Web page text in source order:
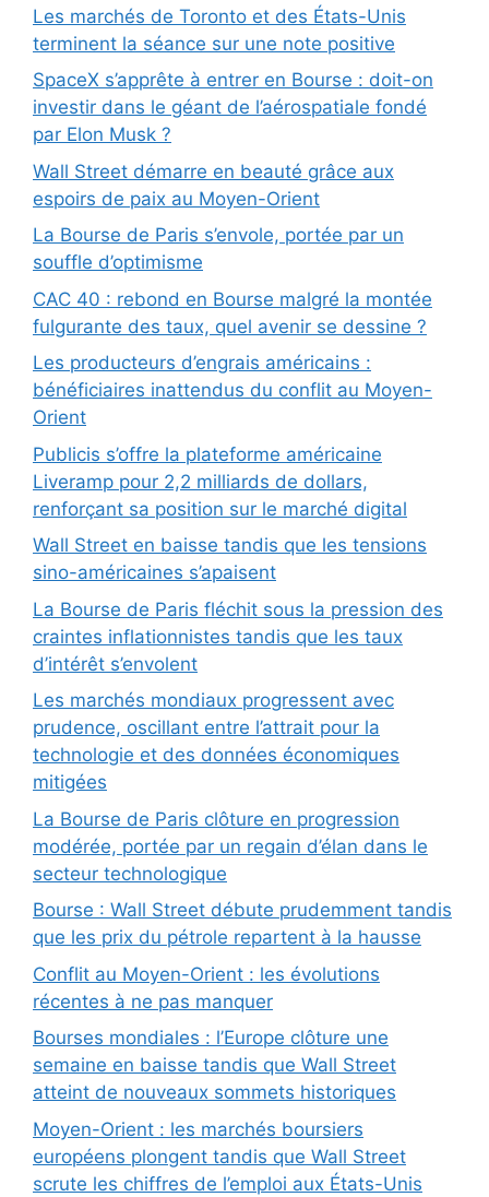
Les marchés de Toronto et des États-Unis
terminent la séance sur une note positive
SpaceX s’apprête à entrer en Bourse : doit-on
investir dans le géant de l’aérospatiale fondé
par Elon Musk ?
Wall Street démarre en beauté grâce aux
espoirs de paix au Moyen-Orient
La Bourse de Paris s’envole, portée par un
souffle d’optimisme
CAC 40 : rebond en Bourse malgré la montée
fulgurante des taux, quel avenir se dessine ?
Les producteurs d’engrais américains :
bénéficiaires inattendus du conflit au Moyen-
Orient
Publicis s’offre la plateforme américaine
Liveramp pour 2,2 milliards de dollars,
renforçant sa position sur le marché digital
Wall Street en baisse tandis que les tensions
sino-américaines s’apaisent
La Bourse de Paris fléchit sous la pression des
craintes inflationnistes tandis que les taux
d’intérêt s’envolent
Les marchés mondiaux progressent avec
prudence, oscillant entre l’attrait pour la
technologie et des données économiques
mitigées
La Bourse de Paris clôture en progression
modérée, portée par un regain d’élan dans le
secteur technologique
Bourse : Wall Street débute prudemment tandis
que les prix du pétrole repartent à la hausse
Conflit au Moyen-Orient : les évolutions
récentes à ne pas manquer
Bourses mondiales : l’Europe clôture une
semaine en baisse tandis que Wall Street
atteint de nouveaux sommets historiques
Moyen-Orient : les marchés boursiers
européens plongent tandis que Wall Street
scrute les chiffres de l’emploi aux États-Unis